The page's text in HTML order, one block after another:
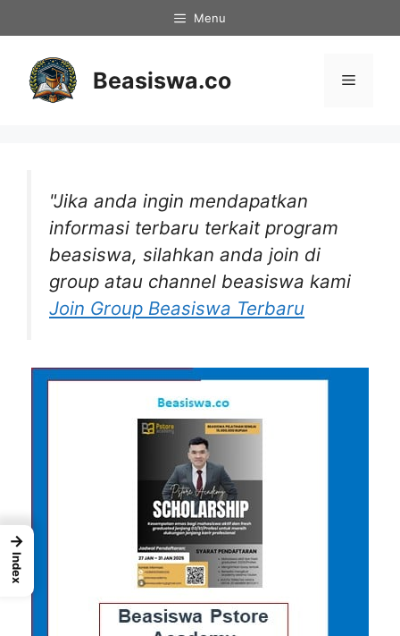
ke
Menu
Beasiswa.co Menu
"Jika anda ingin mendapatkan
informasi terbaru terkait program
beasiswa, silahkan anda join di
group atau channel beasiswa kami
Join Group Beasiswa Terbaru
→
Index